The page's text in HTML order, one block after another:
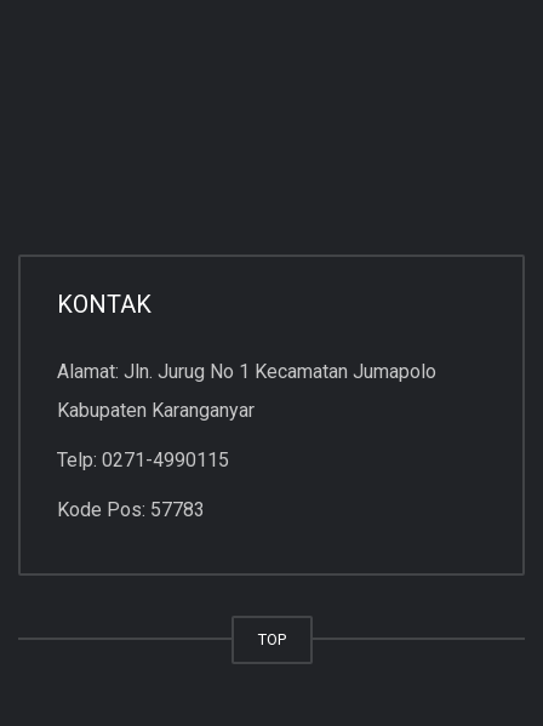
KONTAK
Alamat: Jln. Jurug No 1 Kecamatan Jumapolo
Kabupaten Karanganyar
Telp: 0271-4990115
Kode Pos: 57783
TOP